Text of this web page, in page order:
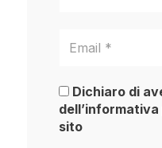
Dichiaro di
sito